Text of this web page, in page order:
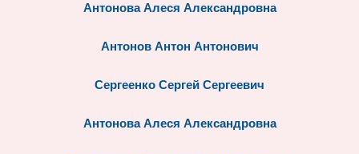
Антонова Алеся Александровна
Антонов Антон Антонович
Сергеенко Сергей Сергеевич
Антонова Алеся Александровна